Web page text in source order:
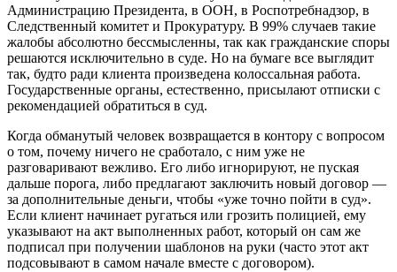
Администрацию Президента, в ООН, в Роспотребнадзор, в
Следственный комитет и Прокуратуру. В 99% случаев такие
жалобы абсолютно бессмысленны, так как гражданские споры
решаются исключительно в суде. Но на бумаге все выглядит
так, будто ради клиента произведена колоссальная работа.
Государственные органы, естественно, присылают отписки с
рекомендацией обратиться в суд.
Когда обманутый человек возвращается в контору с вопросом
о том, почему ничего не сработало, с ним уже не
разговаривают вежливо. Его либо игнорируют, не пуская
дальше порога, либо предлагают заключить новый договор —
за дополнительные деньги, чтобы «уже точно пойти в суд».
Если клиент начинает ругаться или грозить полицией, ему
указывают на акт выполненных работ, который он сам же
подписал при получении шаблонов на руки (часто этот акт
подсовывают в самом начале вместе с договором).